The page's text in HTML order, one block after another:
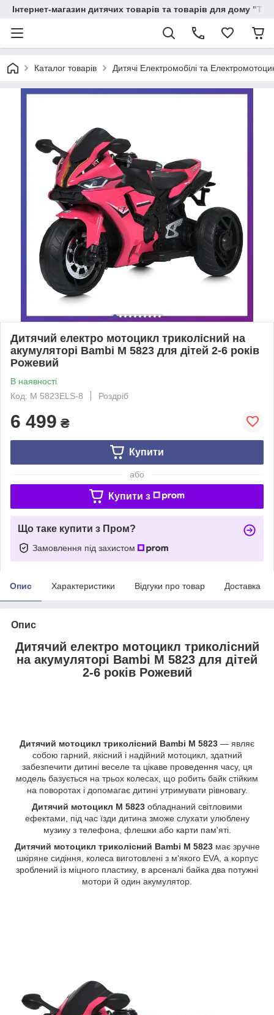
Інтернет-магазин дитячих товарів та товарів для дому
Каталог товарів Дитячі Електромобілі та
Дитячий електро мотоцикл триколісний на
акумуляторі Bambi M 5823 для дітей 2-6 років
Рожевий
В наявності
Код: M 5823ELS-8
Роздріб
6 499 ₴
Купити
або
Купити з
Що таке купити з Пром?
Замовлення під захистом
Опис Характеристики Відгуки про товар Доставка
Опис
Дитячий електро мотоцикл триколісний
на акумуляторі Bambi M 5823 для дітей
2-6 років Рожевий
Дитячий мотоцикл триколісний Bambi M 5823 — являє
собою гарний, якісний і надійний мотоцикл, здатний
забезпечити дитині веселе та цікаве проведення часу, ця
модель базується на трьох колесах, що робить байк стійким
на поворотах і допомагає дитині утримувати рівновагу.
Дитячий мотоцикл M 5823 обладнаний світловими
ефектами, під час їзди дитина зможе слухати улюблену
музику з телефона, флешки або карти пам'яті.
Дитячий мотоцикл триколісний Bambi M 5823має зручне
шкіряне сидіння, колеса виготовлені з м'якого EVA, а корпус
зроблений із міцного пластику, в арсеналі байка два потужні
мотори й один акумулятор.